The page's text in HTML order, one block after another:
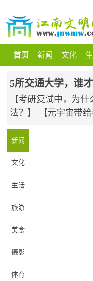
首页 新闻 文化
5所交通大学，谁
【考研复试中，为
法？】
【元宇宙带
新闻
文化
生活
旅游
美食
摄影
体育